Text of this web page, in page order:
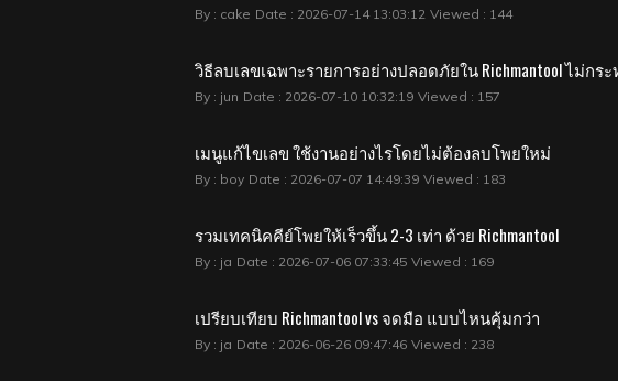
By : cake Date : 2026-07-14 13:03:12 Viewed : 144
วิธีลบเลขเฉพาะรายการอย่างปลอดภัยใน Richmantool ไม่กร
By : jun Date : 2026-07-10 10:32:19 Viewed : 157
เมนูแก้ไขเลข ใช้งานอย่างไรโดยไม่ต้องลบโพยใหม่
By : boy Date : 2026-07-07 14:49:39 Viewed : 183
รวมเทคนิคคีย์โพยให้เร็วขึ้น 2-3 เท่า ด้วย Richmantool
By : ja Date : 2026-07-06 07:33:45 Viewed : 169
เปรียบเทียบ Richmantool vs จดมือ แบบไหนคุ้มกว่า
By : ja Date : 2026-06-26 09:47:46 Viewed : 238